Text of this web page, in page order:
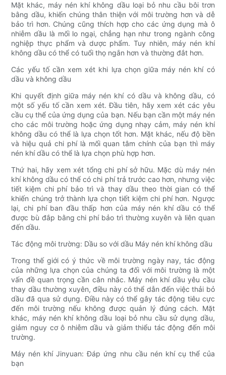
Mặt khác, máy nén khí không dầu loại bỏ nhu cầu bôi trơn
bằng dầu, khiến chúng thân thiện với môi trường hơn và dễ
bảo trì hơn. Chúng cũng thích hợp cho các ứng dụng mà ô
nhiễm dầu là mối lo ngại, chẳng hạn như trong ngành công
nghiệp thực phẩm và dược phẩm. Tuy nhiên, máy nén khí
không dầu có thể có tuổi thọ ngắn hơn và thường đắt hơn.
Các yếu tố cần xem xét khi lựa chọn giữa máy nén khí có
dầu và không dầu
Khi quyết định giữa máy nén khí có dầu và không dầu, có
một số yếu tố cần xem xét. Đầu tiên, hãy xem xét các yêu
cầu cụ thể của ứng dụng của bạn. Nếu bạn cần một máy nén
cho các môi trường hoặc ứng dụng nhạy cảm, máy nén khí
không dầu có thể là lựa chọn tốt hơn. Mặt khác, nếu độ bền
và hiệu quả chi phí là mối quan tâm chính của bạn thì máy
nén khí dầu có thể là lựa chọn phù hợp hơn.
Thứ hai, hãy xem xét tổng chi phí sở hữu. Mặc dù máy nén
khí không dầu có thể có chi phí trả trước cao hơn, nhưng việc
tiết kiệm chi phí bảo trì và thay dầu theo thời gian có thể
khiến chúng trở thành lựa chọn tiết kiệm chi phí hơn. Ngược
lại, chi phí ban đầu thấp hơn của máy nén khí dầu có thể
được bù đắp bằng chi phí bảo trì thường xuyên và liên quan
đến dầu.
Tác động môi trường: Dầu so với dầu Máy nén khí không dầu
Trong thế giới có ý thức về môi trường ngày nay, tác động
của những lựa chọn của chúng ta đối với môi trường là một
vấn đề quan trọng cần cân nhắc. Máy nén khí dầu yêu cầu
thay dầu thường xuyên, điều này có thể dẫn đến việc thải bỏ
dầu đã qua sử dụng. Điều này có thể gây tác động tiêu cực
đến môi trường nếu không được quản lý đúng cách. Mặt
khác, máy nén khí không dầu loại bỏ nhu cầu sử dụng dầu,
giảm nguy cơ ô nhiễm dầu và giảm thiểu tác động đến môi
trường.
Máy nén khí Jinyuan: Đáp ứng nhu cầu nén khí cụ thể của
bạn